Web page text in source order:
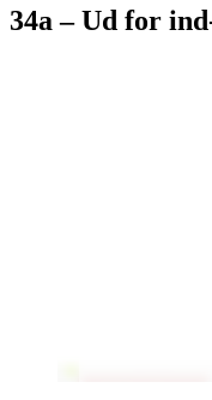
34a – Ud for